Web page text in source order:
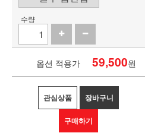
수량
옵션 적용가 59,500원
관심상품 장바구니
구매하기